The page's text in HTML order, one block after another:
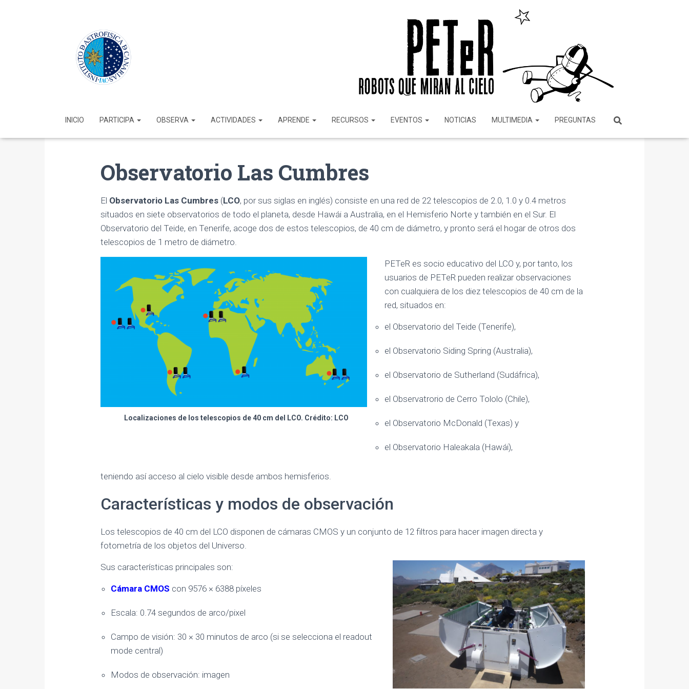
INICIO PARTICIPA OBSERVA ACTIVIDADES APRENDE RECURSOS EVENTOS NOTICIAS MULTIMEDIA PREGUNTAS
Observatorio Las Cumbres
El Observatorio Las Cumbres (LCO, por sus siglas en inglés) consiste en una red de 22 telescopios de 2.0, 1.0 y 0.4 metros
situados en siete observatorios de todo el planeta, desde Hawái a Australia, en el Hemisferio Norte y también en el Sur. El
Observatorio del Teide, en Tenerife, acoge dos de estos telescopios, de 40 cm de diámetro, y pronto será el hogar de otros dos
telescopios de 1 metro de diámetro.
Localizaciones de los telescopios de 40 cm del LCO. Crédito: LCO
PETeR es socio educativo del LCO y, por tanto, los
usuarios de PETeR pueden realizar observaciones
con cualquiera de los diez telescopios de 40 cm de la
red, situados en:
el Observatorio del Teide (Tenerife),
el Observatorio Siding Spring (Australia),
el Observatorio de Sutherland (Sudáfrica),
el Observatrorio de Cerro Tololo (Chile),
el Observatorio McDonald (Texas) y
el Observatorio Haleakala (Hawái),
teniendo así acceso al cielo visible desde ambos hemisferios.
Características y modos de observación
Los telescopios de 40 cm del LCO disponen de cámaras CMOS y un conjunto de 12 filtros para hacer imagen directa y
fotometría de los objetos del Universo.
Sus características principales son:
Cámara CMOS con 9576 × 6388 píxeles
Escala: 0.74 segundos de arco/pixel
Campo de visión: 30 × 30 minutos de arco (si se selecciona el readout
mode central)
Modos de observación: imagen